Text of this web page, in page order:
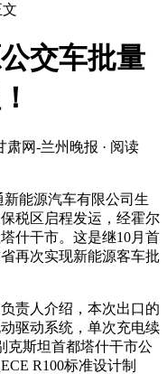
文
交车批量
肃网-兰州晚报 · 阅读
能源汽车有限公司生
税区启程发运，经霍尔
什干市。这是继10月首
再次实现新能源客车批
责人介绍，本次出口的
驱动系统，单次充电续
克斯坦首都塔什干市公
R100标准设计制